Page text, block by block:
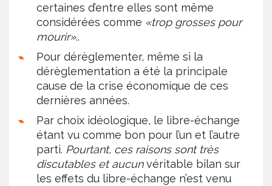
certaines d’entre elles sont même
considérées comme «trop grosses pour
mourir»..
Pour dérèglementer, même si la
dérèglementation a été la principale
cause de la crise économique de ces
dernières années.
Par choix idéologique, le libre-échange
étant vu comme bon pour l’un et l’autre
parti. Pourtant, ces raisons sont très
discutables et aucunvéritable bilan sur
les effets du libre-échange n’est venu